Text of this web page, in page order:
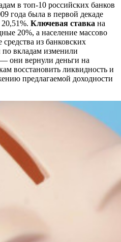
в топ-10 российских банков
года была в первой декаде
Ключевая ставка на
20%, а население массово
из банковских
вкладам изменили
они вернули деньги на
восстановить ликвидность и
предлагаемой доходности